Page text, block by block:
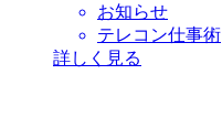
お知らせ
テレコン仕事術
詳しく見る